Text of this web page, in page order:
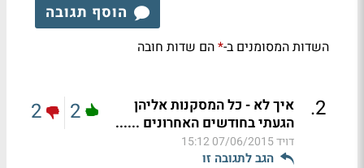
הוסף תגובה
השדות המסומנים ב-*הם שדות חובה
2
.
איך לא - כל המסקנות אליהן
הגעתי בחודשים האחרונים ......
דויד07/06/2015 15:12
הגב לתגובה זו
2
2